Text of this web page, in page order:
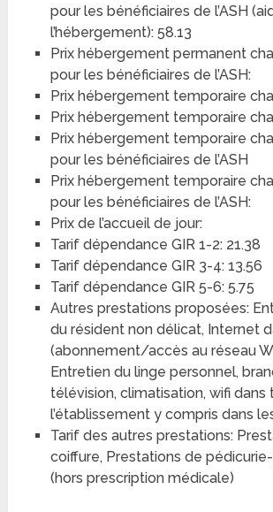
pour les bénéficiaires de l’ASH
l’hébergement): 58.13
Prix hébergement permanent
pour les bénéficiaires de l’ASH:
Prix hébergement temporaire
Prix hébergement temporaire
Prix hébergement temporaire
pour les bénéficiaires de l’ASH
Prix hébergement temporaire
pour les bénéficiaires de l’ASH:
Prix de l’accueil de jour:
Tarif dépendance GIR 1-2: 21.38
Tarif dépendance GIR 3-4: 13.56
Tarif dépendance GIR 5-6: 5.75
Autres prestations proposées:
du résident non délicat, Internet
(abonnement/accès au réseau
Entretien du linge personnel,
télévision, climatisation, wifi dans
l’établissement y compris dans
Tarif des autres prestations:
coiffure, Prestations de
(hors prescription médicale)